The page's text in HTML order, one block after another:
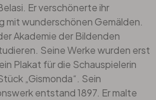
Er verschönerte ihr
mit wunderschönen Gemälden.
Akademie der Bildenden
Seine Werke wurden erst
Plakat für die Schauspielerin
„Gismonda“. Sein
entstand 1897. Er malte